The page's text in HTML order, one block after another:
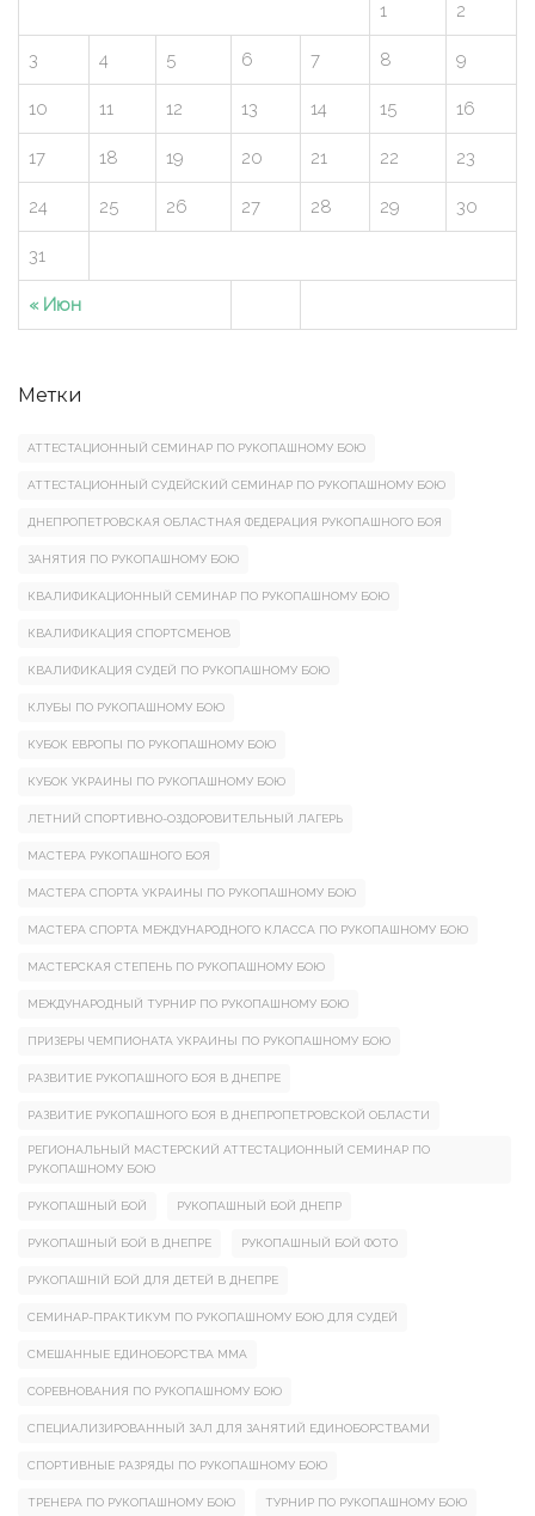
« Июн
1 2
3 4 5 6 7 8 9
10 11 12 13 14 15 16
17 18 19 20 21 22 23
24 25 26 27 28 29 30
31
Метки
АТТЕСТАЦИОННЫЙ СЕМИНАР ПО РУКОПАШНОМУ БОЮ
АТТЕСТАЦИОННЫЙ СУДЕЙСКИЙ СЕМИНАР ПО РУКОПАШНОМУ БОЮ
ДНЕПРОПЕТРОВСКАЯ ОБЛАСТНАЯ ФЕДЕРАЦИЯ РУКОПАШНОГО БОЯ
ЗАНЯТИЯ ПО РУКОПАШНОМУ БОЮ
КВАЛИФИКАЦИОННЫЙ СЕМИНАР ПО РУКОПАШНОМУ БОЮ
КВАЛИФИКАЦИЯ СПОРТСМЕНОВ
КВАЛИФИКАЦИЯ СУДЕЙ ПО РУКОПАШНОМУ БОЮ
КЛУБЫ ПО РУКОПАШНОМУ БОЮ
КУБОК ЕВРОПЫ ПО РУКОПАШНОМУ БОЮ
КУБОК УКРАИНЫ ПО РУКОПАШНОМУ БОЮ
ЛЕТНИЙ СПОРТИВНО-ОЗДОРОВИТЕЛЬНЫЙ ЛАГЕРЬ
МАСТЕРА РУКОПАШНОГО БОЯ
МАСТЕРА СПОРТА УКРАИНЫ ПО РУКОПАШНОМУ БОЮ
МАСТЕРА СПОРТА МЕЖДУНАРОДНОГО КЛАССА ПО РУКОПАШНОМУ БОЮ
МАСТЕРСКАЯ СТЕПЕНЬ ПО РУКОПАШНОМУ БОЮ
МЕЖДУНАРОДНЫЙ ТУРНИР ПО РУКОПАШНОМУ БОЮ
ПРИЗЕРЫ ЧЕМПИОНАТА УКРАИНЫ ПО РУКОПАШНОМУ БОЮ
РАЗВИТИЕ РУКОПАШНОГО БОЯ В ДНЕПРЕ
РАЗВИТИЕ РУКОПАШНОГО БОЯ В ДНЕПРОПЕТРОВСКОЙ ОБЛАСТИ
РЕГИОНАЛЬНЫЙ МАСТЕРСКИЙ АТТЕСТАЦИОННЫЙ СЕМИНАР ПО
РУКОПАШНОМУ БОЮ
РУКОПАШНЫЙ БОЙ РУКОПАШНЫЙ БОЙ ДНЕПР
РУКОПАШНЫЙ БОЙ В ДНЕПРЕ РУКОПАШНЫЙ БОЙ ФОТО
РУКОПАШНІЙ БОЙ ДЛЯ ДЕТЕЙ В ДНЕПРЕ
СЕМИНАР-ПРАКТИКУМ ПО РУКОПАШНОМУ БОЮ ДЛЯ СУДЕЙ
СМЕШАННЫЕ ЕДИНОБОРСТВА ММА
СОРЕВНОВАНИЯ ПО РУКОПАШНОМУ БОЮ
СПЕЦИАЛИЗИРОВАННЫЙ ЗАЛ ДЛЯ ЗАНЯТИЙ ЕДИНОБОРСТВАМИ
СПОРТИВНЫЕ РАЗРЯДЫ ПО РУКОПАШНОМУ БОЮ
ТРЕНЕРА ПО РУКОПАШНОМУ БОЮ ТУРНИР ПО РУКОПАШНОМУ БОЮ